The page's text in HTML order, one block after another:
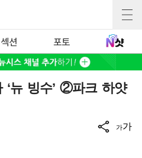
섹션 포토
‘뉴 빙수’ ②파크 하얏
가가